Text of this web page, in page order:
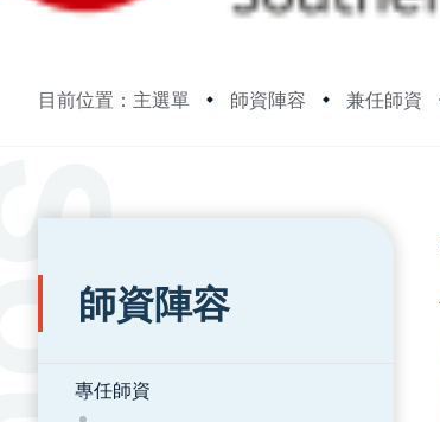
目前位置：主選單 師資陣容 兼任師資
:::
師資陣容
專任師資